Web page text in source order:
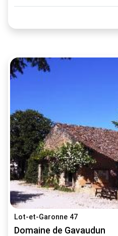
Lot-et-Garonne 47
Domaine de Gavaudun